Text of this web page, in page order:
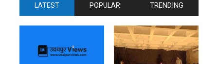
LATEST POPULAR TRENDING